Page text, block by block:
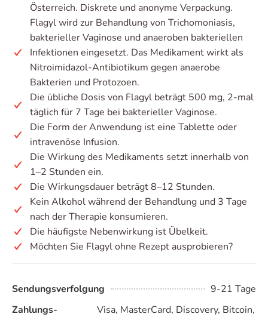
Österreich. Diskrete und anonyme Verpackung.
Flagyl wird zur Behandlung von Trichomoniasis,
bakterieller Vaginose und anaeroben bakteriellen
Infektionen eingesetzt. Das Medikament wirkt als
Nitroimidazol-Antibiotikum gegen anaerobe
Bakterien und Protozoen.
Die übliche Dosis von Flagyl beträgt 500 mg, 2-mal
täglich für 7 Tage bei bakterieller Vaginose.
Die Form der Anwendung ist eine Tablette oder
intravenöse Infusion.
Die Wirkung des Medikaments setzt innerhalb von
1–2 Stunden ein.
Die Wirkungsdauer beträgt 8–12 Stunden.
Kein Alkohol während der Behandlung und 3 Tage
nach der Therapie konsumieren.
Die häufigste Nebenwirkung ist Übelkeit.
Möchten Sie Flagyl ohne Rezept ausprobieren?
Sendungsverfolgung
9-21 Tage
Zahlungs-
Visa, MasterCard, Discovery, Bitcoin,